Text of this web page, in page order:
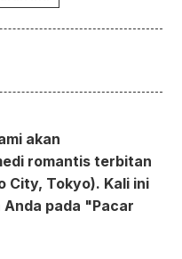
akan
romantis terbitan
City, Tokyo). Kali ini
pada "Pacar